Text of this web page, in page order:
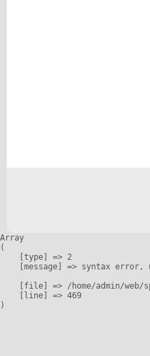
Array
(
    [type] => 2
[message] => syntax error,
[file] => /home/admin/web/
    [line] => 469